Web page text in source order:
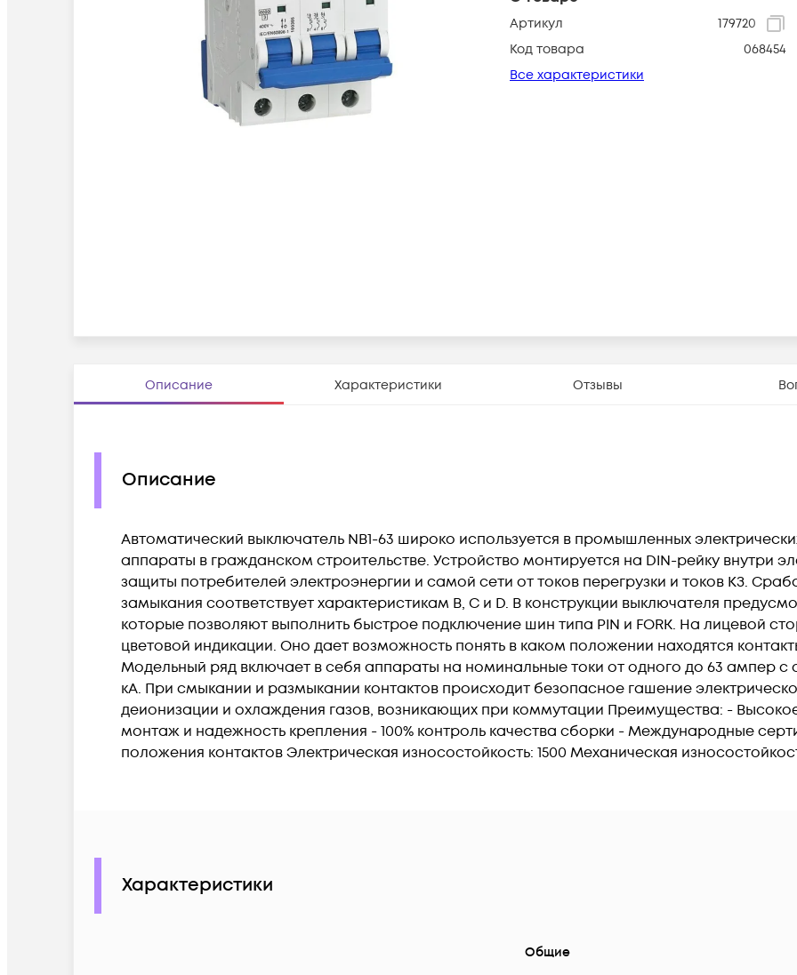
Артикул
179720
Код товара
068454
Все характеристики
Описание Характеристики Отзывы
Описание
Автоматический выключатель NB1-63 широко используется в промышленных
аппараты в гражданском строительстве. Устройство монтируется на DIN-рейку внутри
защиты потребителей электроэнергии и самой сети от токов перегрузки и токов КЗ.
замыкания соответствует характеристикам B, C и D. В конструкции выключателя
которые позволяют выполнить быстрое подключение шин типа PIN и FORK. На лицевой
цветовой индикации. Оно дает возможность понять в каком положении находятся
Модельный ряд включает в себя аппараты на номинальные токи от одного до 63 ампер
кА. При смыкании и размыкании контактов происходит безопасное гашение
деионизации и охлаждения газов, возникающих при коммутации Преимущества: -
монтаж и надежность крепления - 100% контроль качества сборки - Международные
положения контактов Электрическая износостойкость: 1500 Механическая
Характеристики
Общие